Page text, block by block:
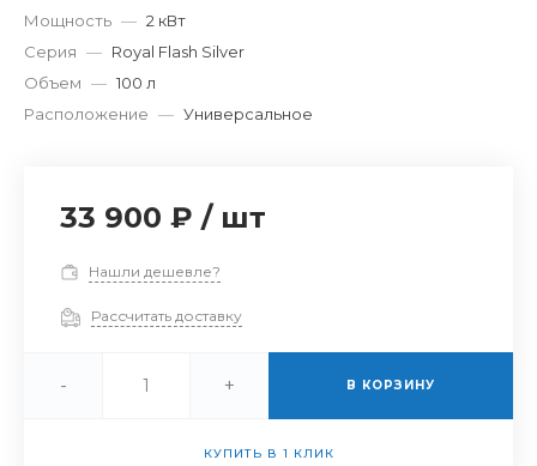
Мощность — 2 кВт
Серия — Royal Flash Silver
Объем — 100 л
Расположение — Универсальное
33 900 ₽ / шт
Нашли дешевле?
Рассчитать доставку
- + В КОРЗИНУ
КУПИТЬ В 1 КЛИК